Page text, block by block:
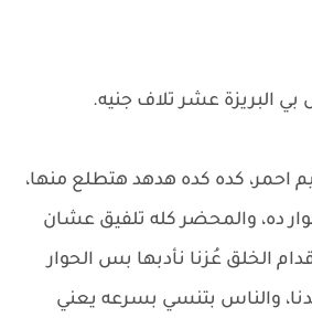
البريزة عشر تلاف جنيه.
احمر، كده كده هدهد هتطلع منها،
ده، والمحضر كله تلفيق عشان
الخلق عُزنا نأدبها بس الحوار
والناس بتنسي بسرعه يعني